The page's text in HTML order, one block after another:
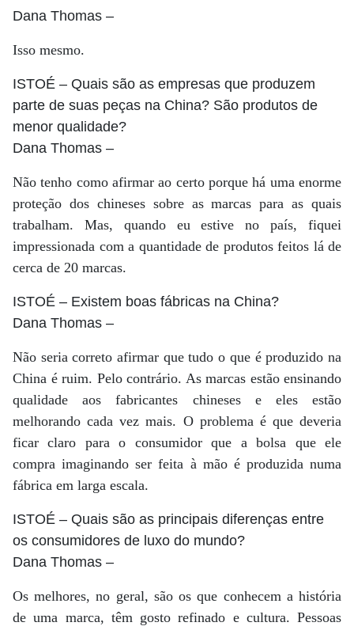
Dana Thomas –
Isso mesmo.
ISTOÉ – Quais são as empresas que produzem
parte de suas peças na China? São produtos de
menor qualidade?
Dana Thomas –
Não tenho como afirmar ao certo porque há uma enorme
proteção dos chineses sobre as marcas para as quais
trabalham. Mas, quando eu estive no país, fiquei
impressionada com a quantidade de produtos feitos lá de
cerca de 20 marcas.
ISTOÉ – Existem boas fábricas na China?
Dana Thomas –
Não seria correto afirmar que tudo o que é produzido na
China é ruim. Pelo contrário. As marcas estão ensinando
qualidade aos fabricantes chineses e eles estão
melhorando cada vez mais. O problema é que deveria
ficar claro para o consumidor que a bolsa que ele
compra imaginando ser feita à mão é produzida numa
fábrica em larga escala.
ISTOÉ – Quais são as principais diferenças entre
os consumidores de luxo do mundo?
Dana Thomas –
Os melhores, no geral, são os que conhecem a história
de uma marca, têm gosto refinado e cultura. Pessoas